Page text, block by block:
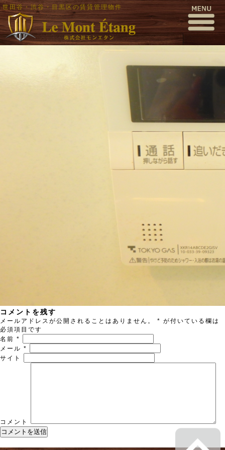
世田谷・渋谷・目黒区の賃貸管理物件
P6210009
公開日時: 2016年7月7日1000 × 563 (P6210009
← 前へ 次へ →
コメントを残す
メールアドレスが公開されることはありません。 * が付いている欄は
必須項目です
名前 *
メール *
サイト
コメント